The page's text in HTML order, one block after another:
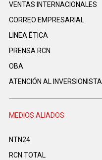
VENTAS INTERNACIONALES
CORREO EMPRESARIAL
LINEA ÉTICA
PRENSA RCN
OBA
ATENCIÓN AL INVERSIONISTA
MEDIOS ALIADOS
NTN24
RCN TOTAL